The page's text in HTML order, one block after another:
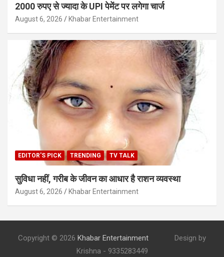
2000 रुपए से ज्यादा के UPI पेमेंट पर लगेगा चार्ज
August 6, 2026 Khabar Entertainment
EDITOR'S PICK TRENDING TV TALK
सुविधा नहीं, गरीब के जीवन का आधार है राशन व्यवस्था
August 6, 2026 Khabar Entertainment
Copyright © 2026 Khabar Entertainment
Design by
Krishna - 9335283449